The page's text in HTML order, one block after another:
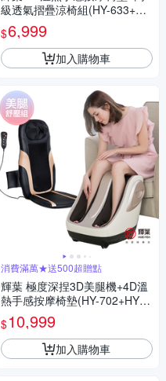
級透氣摺疊涼椅組(HY-633+HY
-CR01)
$6,999
加入購物車
消費滿萬★送500超贈點
輝葉 極度深捏3D美腿機+4D溫
熱手感按摩椅墊(HY-702+HY-6
33)
$10,999
加入購物車